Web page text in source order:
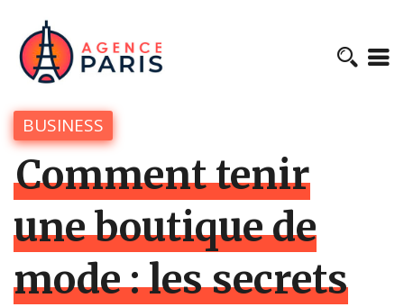
BUSINESS
Comment tenir
une boutique de
mode : les secrets